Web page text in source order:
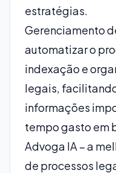
estratégias.
Gerenciamento
automatizar o
indexação e
legais,
informações
tempo gasto em
Advoga IA – a
de processos